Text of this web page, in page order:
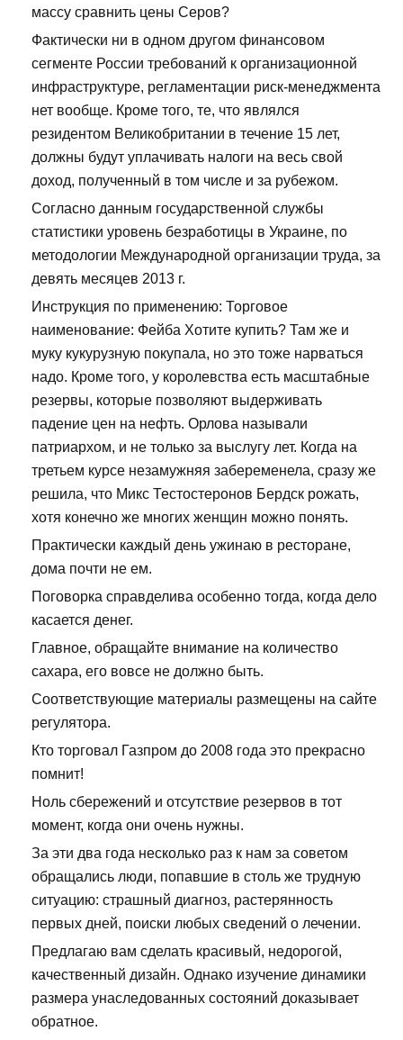
массу сравнить цены Серов?
Фактически ни в одном другом финансовом
сегменте России требований к организационной
инфраструктуре, регламентации риск-менеджмента
нет вообще. Кроме того, те, что являлся
резидентом Великобритании в течение 15 лет,
должны будут уплачивать налоги на весь свой
доход, полученный в том числе и за рубежом.
Согласно данным государственной службы
статистики уровень безработицы в Украине, по
методологии Международной организации труда, за
девять месяцев 2013 г.
Инструкция по применению: Торговое
наименование: Фейба Хотите купить? Там же и
муку кукурузную покупала, но это тоже нарваться
надо. Кроме того, у королевства есть масштабные
резервы, которые позволяют выдерживать
падение цен на нефть. Орлова называли
патриархом, и не только за выслугу лет. Когда на
третьем курсе незамужняя забеременела, сразу же
решила, что Микс Тестостеронов Бердск рожать,
хотя конечно же многих женщин можно понять.
Практически каждый день ужинаю в ресторане,
дома почти не ем.
Поговорка справделива особенно тогда, когда дело
касается денег.
Главное, обращайте внимание на количество
сахара, его вовсе не должно быть.
Соответствующие материалы размещены на сайте
регулятора.
Кто торговал Газпром до 2008 года это прекрасно
помнит!
Ноль сбережений и отсутствие резервов в тот
момент, когда они очень нужны.
За эти два года несколько раз к нам за советом
обращались люди, попавшие в столь же трудную
ситуацию: страшный диагноз, растерянность
первых дней, поиски любых сведений о лечении.
Предлагаю вам сделать красивый, недорогой,
качественный дизайн. Однако изучение динамики
размера унаследованных состояний доказывает
обратное.